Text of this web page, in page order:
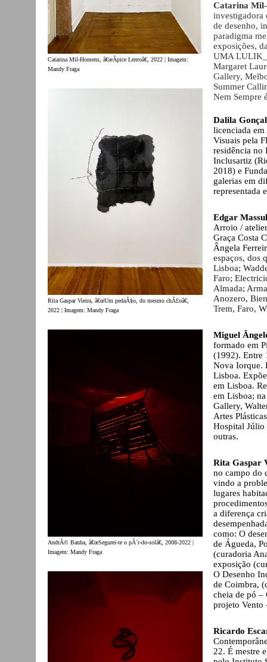
Catarina Mil-Homens, â€œÃpice Lentoâ€, 2022 | Imagem:
Mandy Fraga
Rita Gaspar Vieira, â€œUm pedaÃ§o, do mesmo chÃ£oâ€,
2022 | Imagem: Mandy Fraga
AndrÃ© Banha, â€œSegurei-te o pÃ´r-do-solâ€, 2008-2022 |
Imagem: Mandy Fraga
Catarina
investigadora
de desenho,
paradigma
exposições,
UMA
Margaret
Gallery,
Summer
Nem Sempre
Dalila
licenciada em
Visuais pela
residência no
Inclusartiz
2018) e
galerias em
representada
Edgar Massul
Arroio /
Graça Costa
Ângela
espaços, dos
Lisboa;
Faro;
Almada;
Anozero,
Trem, Faro,
Miguel
formado em
(1992). Entre
Nova Iorque.
Lisboa.
em Lisboa.
em Lisboa;
Gallery,
Artes
Hospital Júlio
outras.
Rita Gaspar
no campo do
vindo a
lugares
a diferença
como: O
de Águeda,
(curadoria
exposição
O Desenho
de Coimbra,
cheia de pó –
projeto Vento
Ricardo
22. É mestre